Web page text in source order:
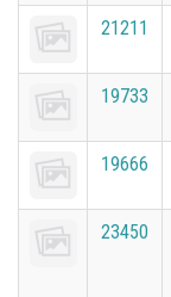
21211
19733
19666
23450